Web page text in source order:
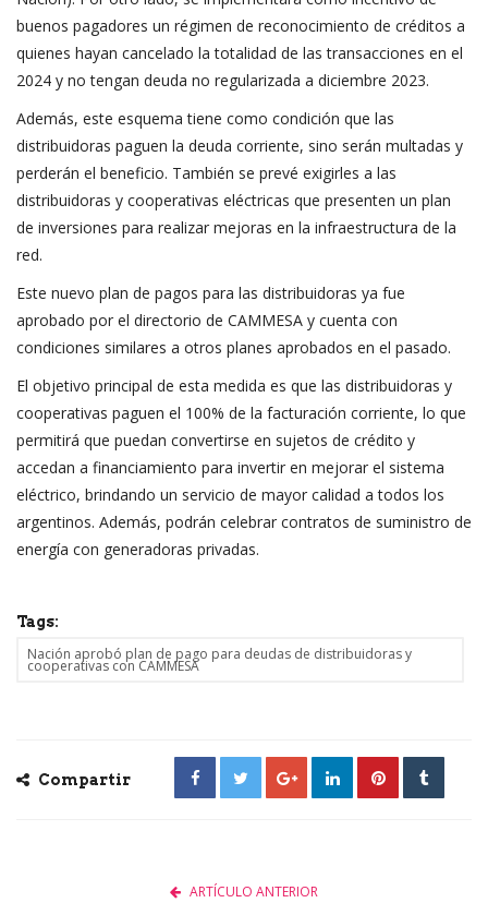
buenos pagadores un régimen de reconocimiento de créditos a
quienes hayan cancelado la totalidad de las transacciones en el
2024 y no tengan deuda no regularizada a diciembre 2023.
Además, este esquema tiene como condición que las
distribuidoras paguen la deuda corriente, sino serán multadas y
perderán el beneficio. También se prevé exigirles a las
distribuidoras y cooperativas eléctricas que presenten un plan
de inversiones para realizar mejoras en la infraestructura de la
red.
Este nuevo plan de pagos para las distribuidoras ya fue
aprobado por el directorio de CAMMESA y cuenta con
condiciones similares a otros planes aprobados en el pasado.
El objetivo principal de esta medida es que las distribuidoras y
cooperativas paguen el 100% de la facturación corriente, lo que
permitirá que puedan convertirse en sujetos de crédito y
accedan a financiamiento para invertir en mejorar el sistema
eléctrico, brindando un servicio de mayor calidad a todos los
argentinos. Además, podrán celebrar contratos de suministro de
energía con generadoras privadas.
Tags:
Nación aprobó plan de pago para deudas de distribuidoras y
cooperativas con CAMMESA
Compartir
ARTÍCULO ANTERIOR